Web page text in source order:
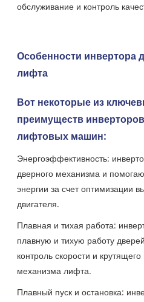
обслуживание и контроль
Особенности инвертора
лифта
Вот некоторые из
преимуществ
лифтовых машин:
Энергоэффективность:
дверного механизма и
энергии за счет оптимизации
двигателя.
Плавная и тихая работа:
плавную и тихую работу
контроль скорости и
механизма лифта.
Плавный пуск и остановка: